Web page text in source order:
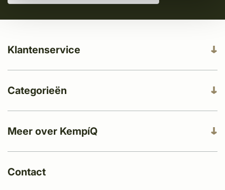
Meer over KempíQ
Klantenservice
Categorieën
Contact